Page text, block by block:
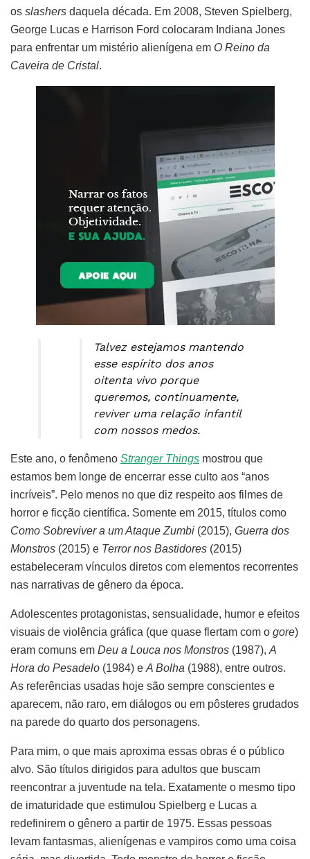
os slashers daquela década. Em 2008, Steven Spielberg,
George Lucas e Harrison Ford colocaram Indiana Jones
para enfrentar um mistério alienígena em O Reino da
Caveira de Cristal.
Talvez estejamos mantendo
esse espírito dos anos
oitenta vivo porque
queremos, continuamente,
reviver uma relação infantil
com nossos medos.
Este ano, o fenômeno Stranger Things mostrou que
estamos bem longe de encerrar esse culto aos “anos
incríveis”. Pelo menos no que diz respeito aos filmes de
horror e ficção científica. Somente em 2015, títulos como
Como Sobreviver a um Ataque Zumbi (2015), Guerra dos
Monstros (2015) e Terror nos Bastidores (2015)
estabeleceram vínculos diretos com elementos recorrentes
nas narrativas de gênero da época.
Adolescentes protagonistas, sensualidade, humor e efeitos
visuais de violência gráfica (que quase flertam com o gore)
eram comuns em Deu a Louca nos Monstros (1987), A
Hora do Pesadelo (1984) e A Bolha (1988), entre outros.
As referências usadas hoje são sempre conscientes e
aparecem, não raro, em diálogos ou em pôsteres grudados
na parede do quarto dos personagens.
Para mim, o que mais aproxima essas obras é o público
alvo. São títulos dirigidos para adultos que buscam
reencontrar a juventude na tela. Exatamente o mesmo tipo
de imaturidade que estimulou Spielberg e Lucas a
redefinirem o gênero a partir de 1975. Essas pessoas
levam fantasmas, alienígenas e vampiros como uma coisa